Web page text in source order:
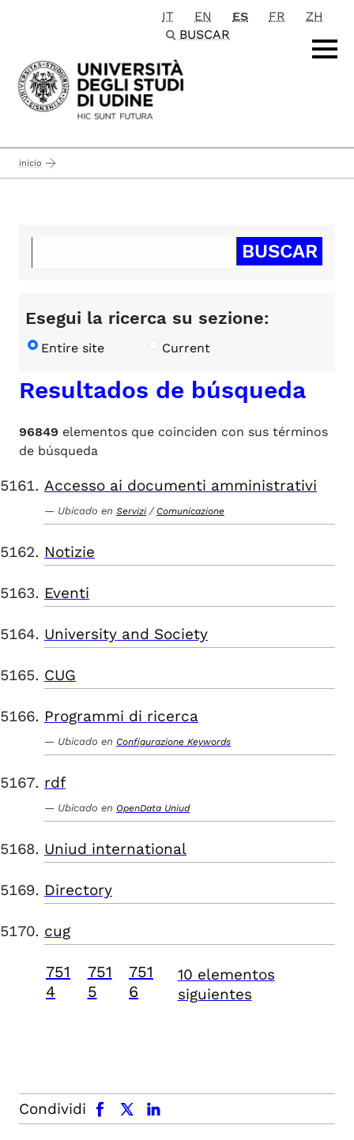
Passa al contenuto principale
IT EN ES FR
ZH
BUSCAR
inicio
Esegui la ricerca su sezione:
Entire site Current
Resultados de búsqueda
96849 elementos que coinciden con sus términos
de búsqueda
Accesso ai documenti amministrativi
Ubicado en Servizi / Comunicazione
Notizie
Eventi
University and Society
CUG
Programmi di ricerca
Ubicado en Configurazione Keywords
rdf
Ubicado en OpenData Uniud
Uniud international
Directory
cug
751
4
751
5
751
6
10 elementos
siguientes
Condividi
facebook x.com linkedin